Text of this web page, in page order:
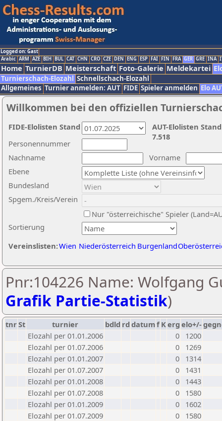
Logged on: Gast
Arabic ARM AZE BIH BUL CAT CHN CRO CZE DEN ENG ESP FAI FIN FRA GER GRE INA
Home TurnierDB Meisterschaft Foto-Galerie Meldekartei
Turnierschach-Elozahl Schnellschach-Elozahl
Allgemeines Turnier anmelden: AUT FIDE Spieler anmelden Elo
Willkommen bei den offiziellen
Nachname
Vorname
Ebene
Sortierung
Personennummer
Bundesland
Spgem./Kreis/Verein
Nur "österreichische" Spieler
Vereinslisten:Wien Niederösterreich Burgenland
AUT-Elolisten
7.518
FIDE-Elolisten Stand
Pnr:104226 Name: Wolfgang
Grafik Partie-Statistik)
tnrSt turnier bdld rd datumf Kerg elo+/-
Elozahl per 01.01.2006
0
1200
Elozahl per 01.07.2006
0
1269
Elozahl per 01.01.2007
0
1314
Elozahl per 01.07.2007
0
1431
Elozahl per 01.01.2008
0
1443
Elozahl per 01.07.2008
0
1580
Elozahl per 01.01.2009
0
1602
Elozahl per 01.07.2009
0
1580